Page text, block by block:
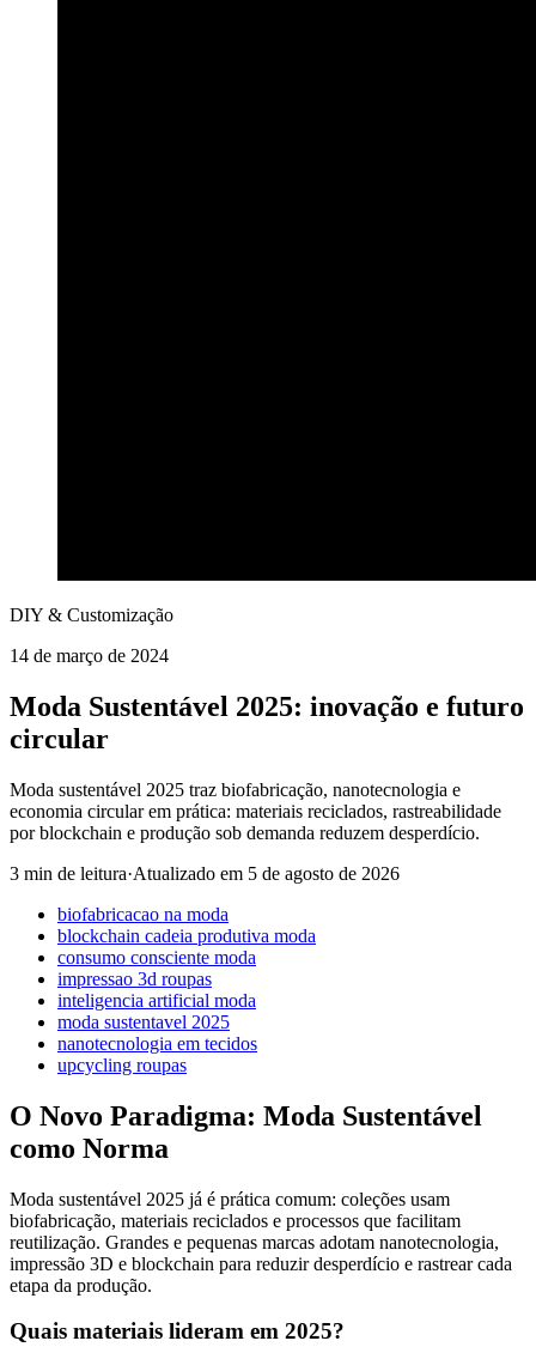
DIY & Customização
14 de março de 2024
Moda Sustentável 2025: inovação e futuro
circular
Moda sustentável 2025 traz biofabricação, nanotecnologia e
economia circular em prática: materiais reciclados, rastreabilidade
por blockchain e produção sob demanda reduzem desperdício.
3 min de leitura·Atualizado em 5 de agosto de 2026
biofabricacao na moda
blockchain cadeia produtiva moda
consumo consciente moda
impressao 3d roupas
inteligencia artificial moda
moda sustentavel 2025
nanotecnologia em tecidos
upcycling roupas
O Novo Paradigma: Moda Sustentável
como Norma
Moda sustentável 2025 já é prática comum: coleções usam
biofabricação, materiais reciclados e processos que facilitam
reutilização. Grandes e pequenas marcas adotam nanotecnologia,
impressão 3D e blockchain para reduzir desperdício e rastrear cada
etapa da produção.
Quais materiais lideram em 2025?